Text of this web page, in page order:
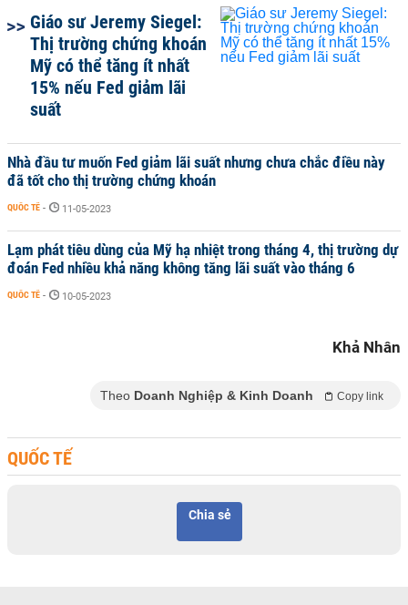
Giáo sư Jeremy Siegel:
Thị trường chứng khoán
Mỹ có thể tăng ít nhất
15% nếu Fed giảm lãi
suất
Nhà đầu tư muốn Fed giảm lãi suất nhưng chưa chắc điều này
đã tốt cho thị trường chứng khoán
QUỐC TẾ - 11-05-2023
Lạm phát tiêu dùng của Mỹ hạ nhiệt trong tháng 4, thị trường dự
đoán Fed nhiều khả năng không tăng lãi suất vào tháng 6
QUỐC TẾ - 10-05-2023
Khả Nhân
Theo Doanh Nghiệp & Kinh Doanh Copy link
QUỐC TẾ
Chia sẻ